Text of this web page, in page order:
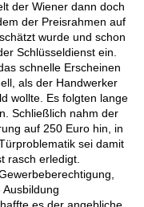
der Wiener dann doch
der Preisrahmen auf
wurde und schon
Schlüsseldienst ein.
schnelle Erscheinen
als der Handwerker
wollte. Es folgten lange
Schließlich nahm der
auf 250 Euro hin, in
sei damit
rasch erledigt.
Ausbildung